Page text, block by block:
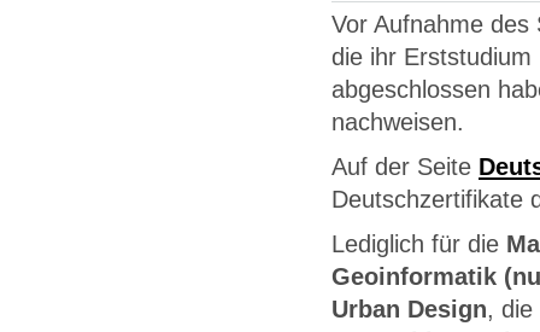
Vor Aufnahme des
die ihr Erststudium
abgeschlossen
nachweisen.
Auf der Seite
Deutschzertifikate
Lediglich für die
Geoinformatik
Urban Design, die